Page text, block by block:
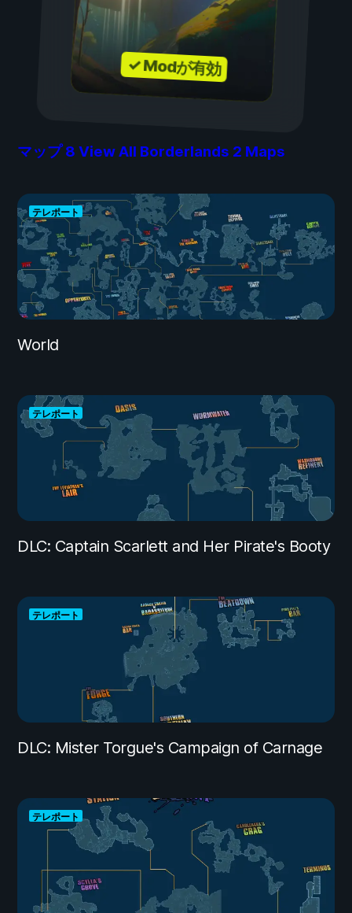
✓ Modが有効
マップ8 View All Borderlands 2 Maps
テレポート
World
テレポート
DLC: Captain Scarlett and Her Pirate's Booty
テレポート
DLC: Mister Torgue's Campaign of Carnage
テレポート